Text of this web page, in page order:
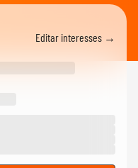
Editar interesses →